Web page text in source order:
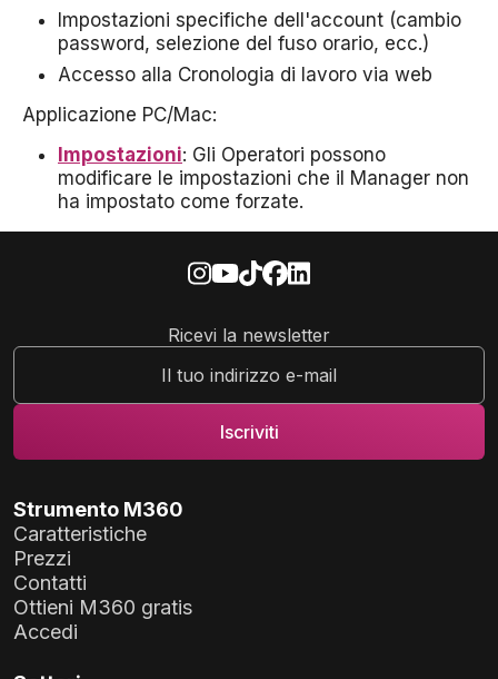
Impostazioni specifiche dell'account (cambio
password, selezione del fuso orario, ecc.)
Accesso alla Cronologia di lavoro via web
Applicazione PC/Mac:
Impostazioni: Gli Operatori possono
modificare le impostazioni che il Manager non
ha impostato come forzate.
Ricevi la newsletter
Strumento M360
Caratteristiche
Prezzi
Contatti
Ottieni M360 gratis
Accedi